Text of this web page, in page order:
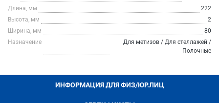
Длина, мм
222
Высота, мм
2
Ширина, мм
80
Назначение
Для метизов / Для стеллажей /
Полочные
ИНФОРМАЦИЯ ДЛЯ ФИЗ/ЮР.ЛИЦ